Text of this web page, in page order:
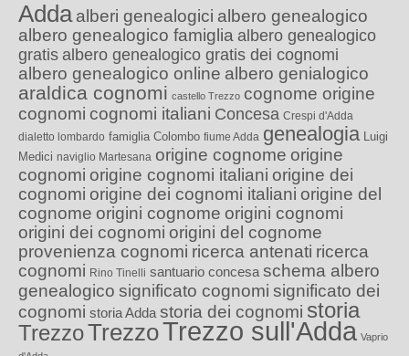
Adda alberi genealogici albero genealogico
albero genealogico famiglia albero genealogico
gratis albero genealogico gratis dei cognomi
albero genealogico online albero genialogico
araldica cognomi castello Trezzo cognome origine
cognomi cognomi italiani Concesa Crespi d'Adda
dialetto lombardo famiglia Colombo fiume Adda genealogia Luigi
Medici naviglio Martesana origine cognome origine
cognomi origine cognomi italiani origine dei
cognomi origine dei cognomi italiani origine del
cognome origini cognome origini cognomi
origini dei cognomi origini del cognome
provenienza cognomi ricerca antenati ricerca
cognomi Rino Tinelli santuario concesa schema albero
genealogico significato cognomi significato dei
cognomi storia Adda storia dei cognomi storia
TrezzoTrezzoTrezzo sull'Adda Vaprio